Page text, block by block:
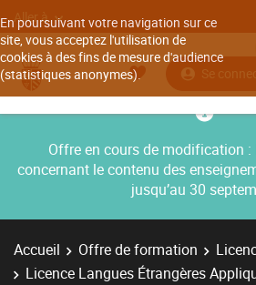
En poursuivant votre navigation sur ce
site, vous acceptez l'utilisation de
cookies à des fins de mesure d'audience
(statistiques anonymes).
Aller à
Se
Offre en cours de modification
concernant le contenu des
jusqu’au 30
Accueil Offre de formation
Licence Langues Étrangères